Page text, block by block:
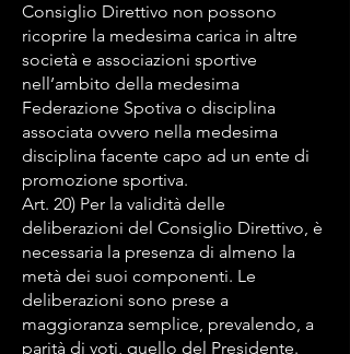
Consiglio Direttivo non possono
ricoprire la medesima carica in altre
società e associazioni sportive
nell’ambito della medesima
Federazione Spotiva o disciplina
associata ovvero nella medesima
disciplina facente capo ad un ente di
promozione sportiva.
Art. 20) Per la validità delle
deliberazioni del Consiglio Direttivo, è
necessaria la presenza di almeno la
metà dei suoi componenti. Le
deliberazioni sono prese a
maggioranza semplice, prevalendo, a
parità di voti, quello del Presidente.